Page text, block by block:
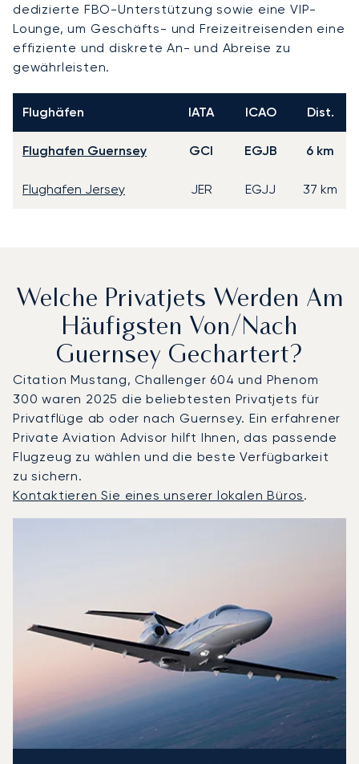
dedizierte FBO-Unterstützung sowie eine VIP-
Lounge, um Geschäfts- und Freizeitreisenden eine
effiziente und diskrete An- und Abreise zu
gewährleisten.
Flughäfen IATA ICAO Dist.
Flughafen Guernsey GCI EGJB 6 km
Flughafen Jersey JER EGJJ 37 km
Welche Privatjets Werden Am
Häufigsten Von/nach
Guernsey Gechartert?
Citation Mustang, Challenger 604 und Phenom
300 waren 2025 die beliebtesten Privatjets für
Privatflüge ab oder nach Guernsey. Ein erfahrener
Private Aviation Advisor hilft Ihnen, das passende
Flugzeug zu wählen und die beste Verfügbarkeit
zu sichern.
Kontaktieren Sie eines unserer lokalen Büros.